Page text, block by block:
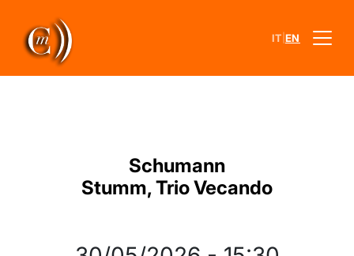
IT EN
Schumann
Stumm, Trio Vecando